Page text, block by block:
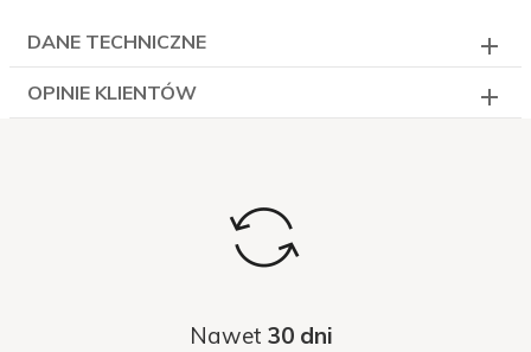
DANE TECHNICZNE
OPINIE KLIENTÓW
Nawet 30 dni